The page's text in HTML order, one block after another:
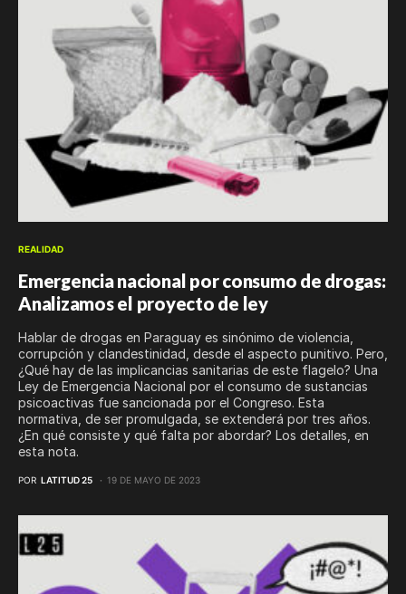
REALIDAD
Emergencia nacional por consumo de drogas:
Analizamos el proyecto de ley
Hablar de drogas en Paraguay es sinónimo de violencia,
corrupción y clandestinidad, desde el aspecto punitivo. Pero,
¿Qué hay de las implicancias sanitarias de este flagelo? Una
Ley de Emergencia Nacional por el consumo de sustancias
psicoactivas fue sancionada por el Congreso. Esta
normativa, de ser promulgada, se extenderá por tres años.
¿En qué consiste y qué falta por abordar? Los detalles, en
esta nota.
POR LATITUD 25 19 DE MAYO DE 2023